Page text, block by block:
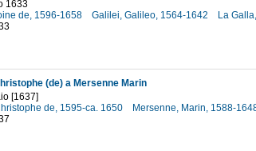
1633
de, 1596-1658
Galilei, Galileo, 1564-1642
La
(de) a Mersenne Marin
[1637]
de, 1595-ca. 1650
Mersenne, Marin, 1588-